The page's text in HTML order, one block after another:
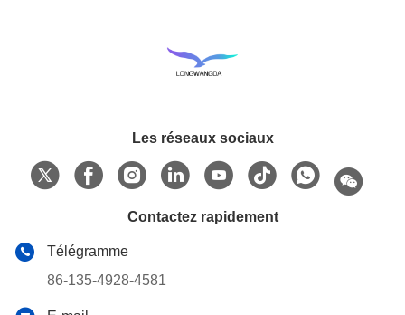
Les réseaux sociaux
Contactez rapidement
Télégramme
86-135-4928-4581